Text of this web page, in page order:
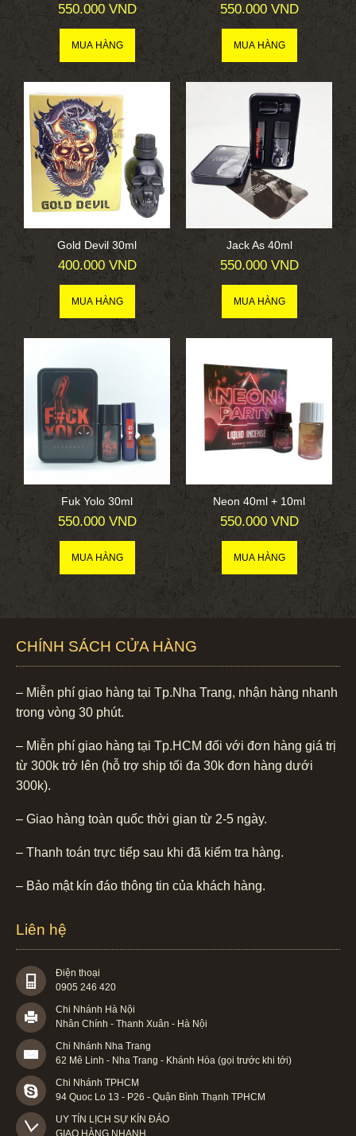
550.000 VND 550.000 VND
Gold Devil 30ml
400.000 VND
Jack As 40ml
550.000 VND
Fuk Yolo 30ml
550.000 VND
Neon 40ml + 10ml
550.000 VND
CHÍNH SÁCH CỬA HÀNG
– Miễn phí giao hàng tại Tp.Nha Trang, nhận hàng nhanh
trong vòng 30 phút.
– Miễn phí giao hàng tại Tp.HCM đối với đơn hàng giá trị
từ 300k trở lên (hỗ trợ ship tối đa 30k đơn hàng dưới
300k).
– Giao hàng toàn quốc thời gian từ 2-5 ngày.
– Thanh toán trực tiếp sau khi đã kiểm tra hàng.
– Bảo mật kín đáo thông tin của khách hàng.
Liên hệ
Điện thoại
0905 246 420
Chi Nhánh Hà Nội
Nhân Chính - Thanh Xuân - Hà Nội
Chi Nhánh Nha Trang
62 Mê Linh - Nha Trang - Khánh Hòa (gọi trước khi tới)
Chi Nhánh TPHCM
94 Quoc Lo 13 - P26 - Quận Bình Thạnh TPHCM
UY TÍN LỊCH SỰ KÍN ĐÁO
GIAO HÀNG NHANH